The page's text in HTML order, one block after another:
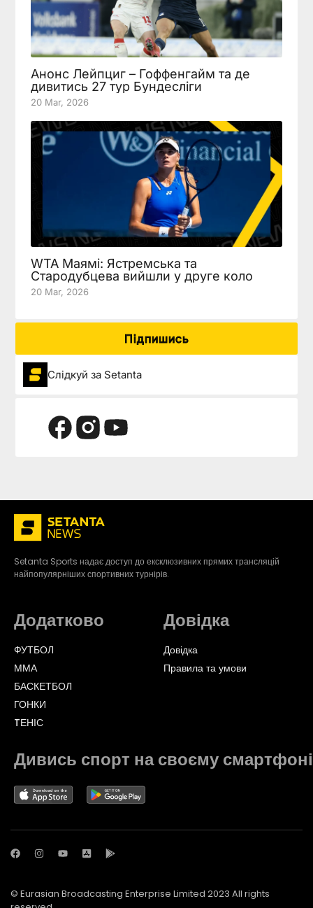
Анонс Лейпциг – Гоффенгайм та де
дивитись 27 тур Бундесліги
20 Mar, 2026
WTA Маямі: Ястремська та
Стародубцева вийшли у друге коло
20 Mar, 2026
Підпишись
Слідкуй за Setanta
Setanta Sports надає доступ до ексклюзивних прямих трансляцій
найпопулярніших спортивних турнірів.
Додатково
ФУТБОЛ
ММА
БАСКЕТБОЛ
ГОНКИ
TЕНІС
Довідка
Довідка
Правила та умови
Дивись спорт на своєму смартфоні
© Eurasian Broadcasting Enterprise Limited 2023 All rights